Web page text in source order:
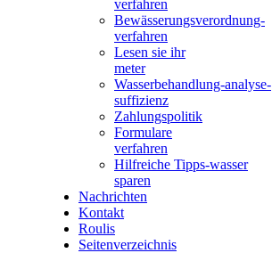
verfahren
Bewässerungsverordnung-
verfahren
Lesen sie ihr
meter
Wasserbehandlung-analyse-
suffizienz
Zahlungspolitik
Formulare
verfahren
Hilfreiche Tipps-wasser
sparen
Nachrichten
Kontakt
Roulis
Seitenverzeichnis